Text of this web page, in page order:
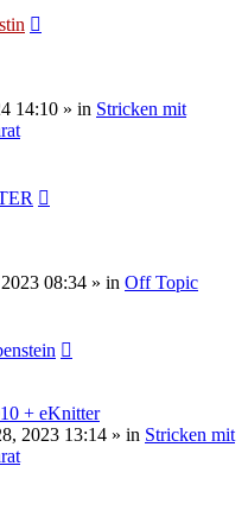
14:10 » in Stricken mit
08:34 » in Off Topic
+ eKnitter
2023 13:14 » in Stricken mit